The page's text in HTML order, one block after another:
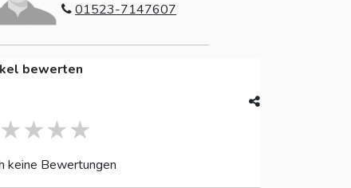
01523-7147607
bewerten
keine Bewertungen